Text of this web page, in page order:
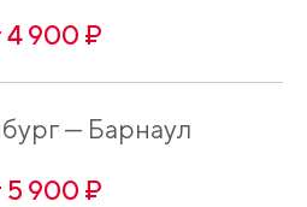
4 900 ₽
— Барнаул
5 900 ₽